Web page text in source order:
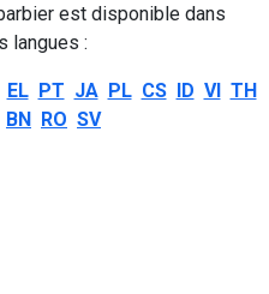
est disponible dans
langues :
EL PT JA PL CS ID VI TH
BN RO SV